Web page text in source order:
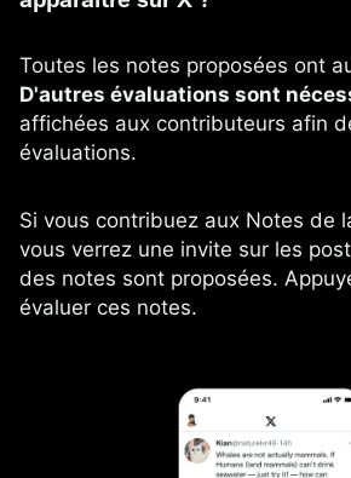
Toutes les notes proposées ont
D'autres évaluations sont
affichées aux contributeurs afin
évaluations.
Si vous contribuez aux Notes de
vous verrez une invite sur les
des notes sont proposées.
évaluer ces notes.